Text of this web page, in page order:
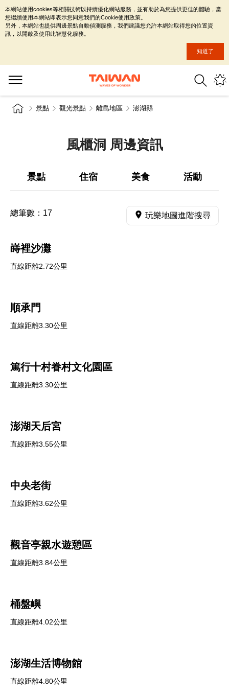
景點 觀光景點 離島地區 澎湖縣
風櫃洞 周邊資訊
景點 住宿 美食 活動
總筆數： 17 玩樂地圖進階搜尋
嵵裡沙灘
直線距離2.72公里
順承門
直線距離3.30公里
篤行十村眷村文化園區
直線距離3.30公里
澎湖天后宮
直線距離3.55公里
中央老街
直線距離3.62公里
觀音亭親水遊憩區
直線距離3.84公里
桶盤嶼
直線距離4.02公里
澎湖生活博物館
直線距離4.80公里
本網站使用cookies等相關技術以持續優化網站服務，並有助於為您提供更佳的體驗，當
您繼續使用本網站即表示您同意我們的Cookie使用政策。
另外，本網站也提供周邊景點自動偵測服務，我們建議您允許本網站取得您的位置資
訊，以開啟及使用此智慧化服務。
知道了